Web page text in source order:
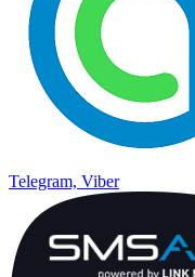
Telegram, Viber